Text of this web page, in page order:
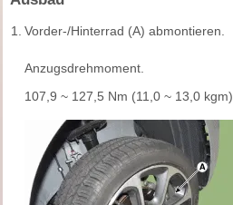
1. Vorder-/Hinterrad (A) abmontieren.
Anzugsdrehmoment.
107,9 ~ 127,5 Nm (11,0 ~ 13,0 kgm)